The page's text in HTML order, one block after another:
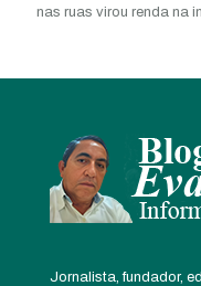
nas ruas virou renda na
Jornalista, fundador,